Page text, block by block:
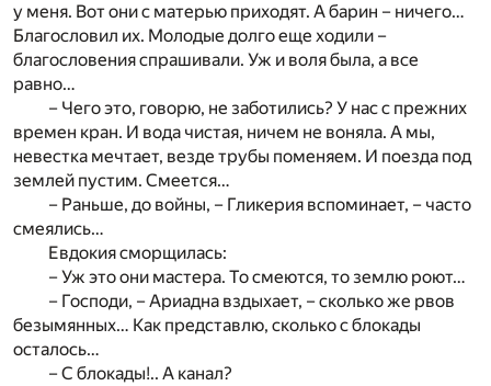
у меня. Вот они с матерью приходят. А барин – ничего…
Благословил их. Молодые долго еще ходили –
благословения спрашивали. Уж и воля была, а все
равно…
– Чего это, говорю, не заботились? У нас с прежних
времен кран. И вода чистая, ничем не воняла. А мы,
невестка мечтает, везде трубы поменяем. И поезда под
землей пустим. Смеется…
– Раньше, до войны, – Гликерия вспоминает, – часто
смеялись…
Евдокия сморщилась:
– Уж это они мастера. То смеются, то землю роют…
– Господи, – Ариадна вздыхает, – сколько же рвов
безымянных… Как представлю, сколько с блокады
осталось…
– С блокады!.. А канал?